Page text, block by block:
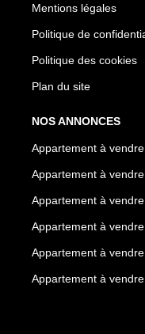
Mentions légales
Politique de
Politique des cookies
Plan du site
NOS ANNONCES
Appartement à
Appartement à
Appartement à
Appartement à
Appartement à
Appartement à